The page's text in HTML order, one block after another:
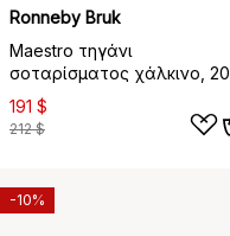
Ronneby Bruk
Maestro τηγάνι
σοταρίσματος χάλκινο, 20
cm
191 $
212 $
-10%